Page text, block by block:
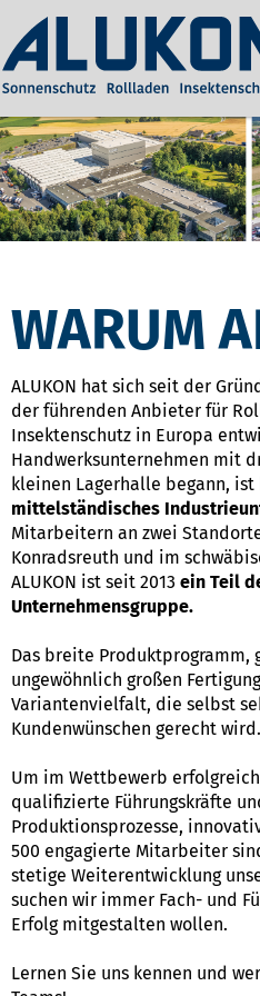
WARUM
ALUKON hat sich seit der
der führenden Anbieter für
Insektenschutz in Europa
Handwerksunternehmen mit
kleinen Lagerhalle begann, ist
mittelständisches
Mitarbeitern an zwei
Konradsreuth und im
ALUKON ist seit 2013 ein Teil
Unternehmensgruppe.
Das breite
ungewöhnlich großen
Variantenvielfalt, die selbst
Kundenwünschen gerecht wird.
Um im Wettbewerb
qualifizierte Führungskräfte
Produktionsprozesse,
500 engagierte Mitarbeiter
stetige Weiterentwicklung
suchen wir immer Fach- und
Erfolg mitgestalten wollen.
Lernen Sie uns kennen und